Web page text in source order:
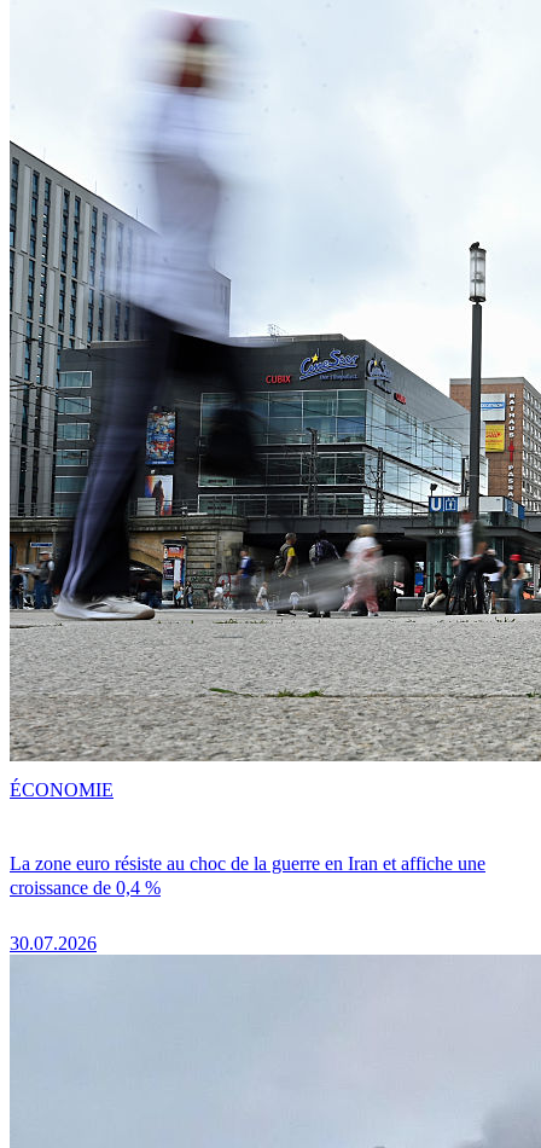
La zone euro résiste au choc de la guerre en Iran et affiche une
croissance de 0,4 %
30.07.2026
ÉCONOMIE